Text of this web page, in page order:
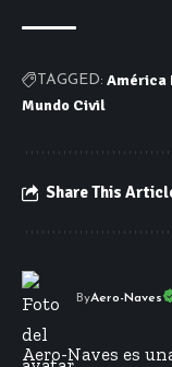
TAGGED: América
Mundo Civil
Share This
ByAero-Naves
Aero-Naves es